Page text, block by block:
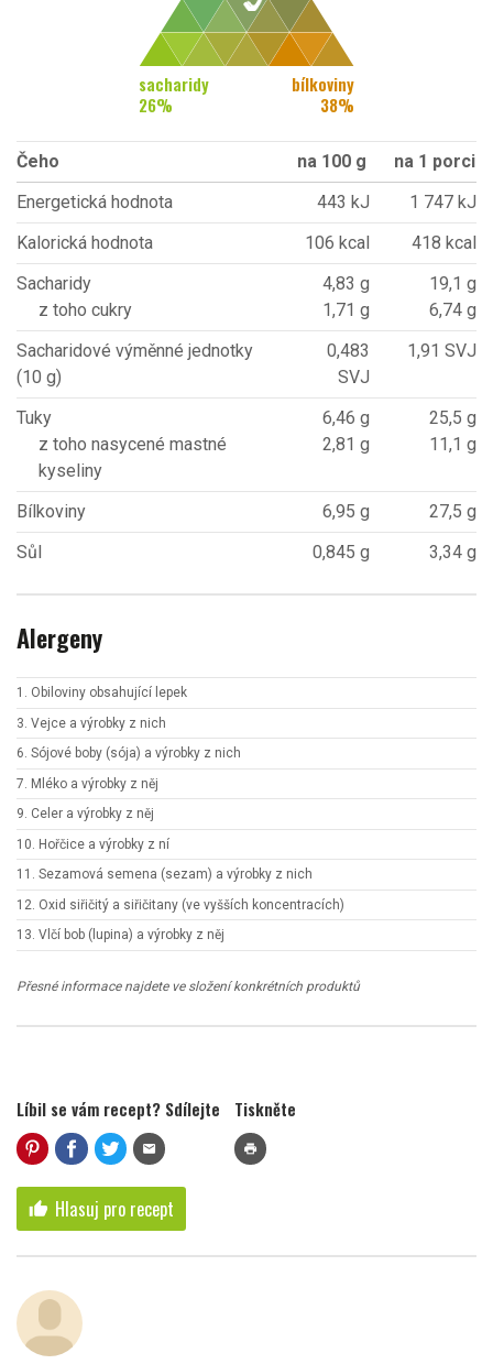
sacharidy
26%
bílkoviny
38%
Čeho na 100 g
na 1 porci
Energetická hodnota
443 kJ
1 747 kJ
Kalorická hodnota
106 kcal
418 kcal
Sacharidy
z toho cukry
4,83 g
1,71 g
19,1 g
6,74 g
Sacharidové výměnné jednotky
(10 g)
0,483
SVJ
1,91 SVJ
Tuky
z toho nasycené mastné
kyseliny
6,46 g
2,81 g
25,5 g
11,1 g
Bílkoviny 6,95 g
27,5 g
Sůl
0,845 g 3,34 g
Alergeny
1. Obiloviny obsahující lepek
3. Vejce a výrobky z nich
6. Sójové boby (sója) a výrobky z nich
7. Mléko a výrobky z něj
9. Celer a výrobky z něj
10. Hořčice a výrobky z ní
11. Sezamová semena (sezam) a výrobky z nich
12. Oxid siřičitý a siřičitany (ve vyšších koncentracích)
13. Vlčí bob (lupina) a výrobky z něj
Přesné informace najdete ve složení konkrétních produktů
Líbil se vám recept? Sdílejte
mail
Tiskněte
print
thumb_up Hlasuj pro recept